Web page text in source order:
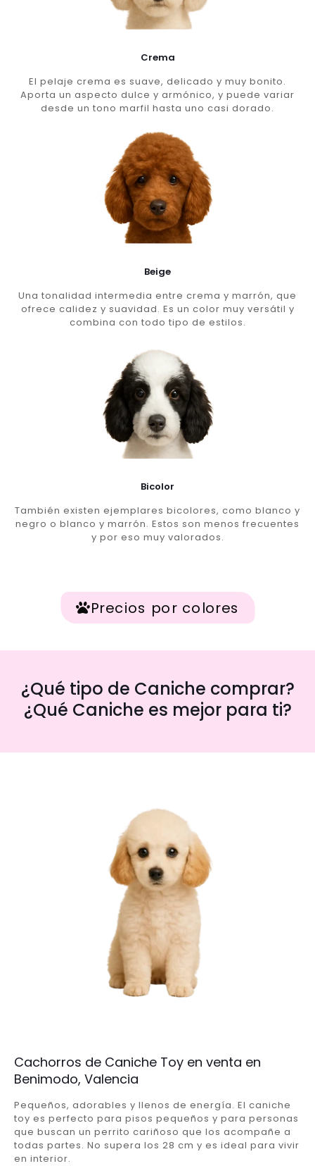
Crema
El pelaje crema es suave, delicado y muy bonito.
Aporta un aspecto dulce y armónico, y puede variar
desde un tono marfil hasta uno casi dorado.
Beige
Una tonalidad intermedia entre crema y marrón, que
ofrece calidez y suavidad. Es un color muy versátil y
combina con todo tipo de estilos.
Bicolor
También existen ejemplares bicolores, como blanco y
negro o blanco y marrón. Estos son menos frecuentes
y por eso muy valorados.
Precios por colores
¿Qué tipo de Caniche comprar?
¿Qué Caniche es mejor para ti?
Cachorros de Caniche Toy en venta en
Benimodo, Valencia
Pequeños, adorables y llenos de energía. El caniche
toy es perfecto para pisos pequeños y para personas
que buscan un perrito cariñoso que los acompañe a
todas partes. No supera los 28 cm y es ideal para vivir
en interior.